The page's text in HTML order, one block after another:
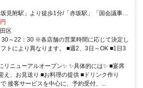
見附駅」より徒歩1分/「赤坂駅」「国会議事堂
より徒歩6分/「永田町駅」より徒歩8分
区
～22：30 ※各店舗の営業時間に応じて決定し
トにより異なります。 ■週2、3日～OK ■1日3
リニューアルオープン✨ ✨具体的には✨ ■宴席
え、お見送り ■お料理の提供 ■ドリンク作り
で 接客サービスを中心に、予約受付、...